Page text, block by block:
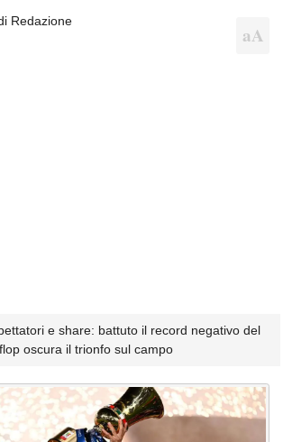
Redazione
e share: battuto il record negativo del
oscura il trionfo sul campo